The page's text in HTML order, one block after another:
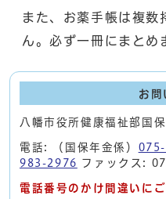
また、お薬手帳は複数
ん。必ず一冊にまとめ
お問
八幡市役所健康福祉部国
電話: （国保年金係）
983-2976 ファックス:
電話番号のかけ間違いに